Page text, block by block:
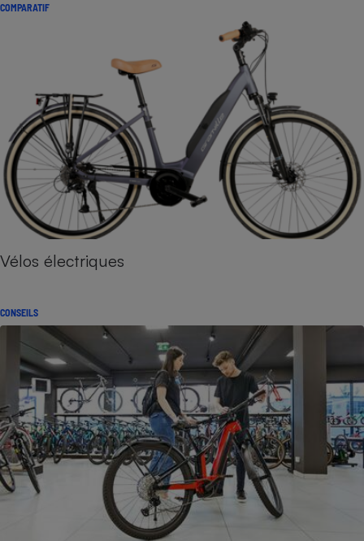
COMPARATIF
Vélos électriques
CONSEILS